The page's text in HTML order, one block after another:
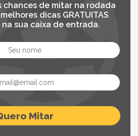
chances de mitar na rodada
dicas GRATUITAS
sua caixa de entrada.